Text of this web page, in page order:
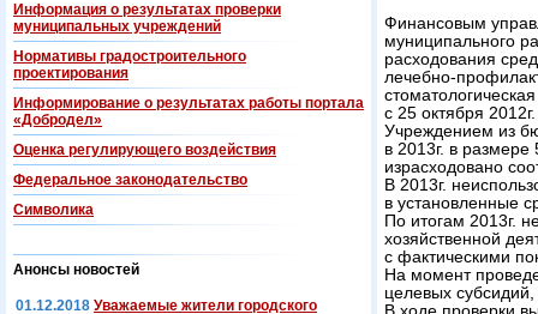
Информация о результатах проверки
муниципальных учреждений
Нормативы градостроительного
проектирования
Информирование о результатах работы портала
«Добродел»
Оценка регулирующего воздействия
Федеральнoe законодательство
Символика
Анонсы новостей
01.12.2018 Уважаемые жители городского
Финансовым
муниципального
расходования
лечебно-
с 25 октября
Учреждением из
в 2013г. в
израсходовано
В 2013г.
в установленные
По итогам 2013г.
хозяйственной
с фактическими
На момент
целевых